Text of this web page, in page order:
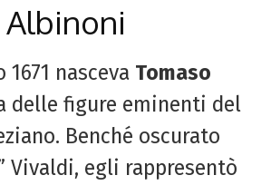
1671 nasceva Tomaso
delle figure eminenti del
Benché oscurato
Vivaldi, egli rappresentò